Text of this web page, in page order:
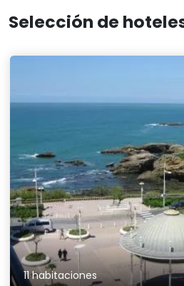
Selección de
11 habitaciones